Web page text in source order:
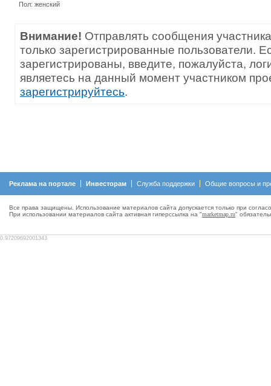
Пол: женский
Внимание! Отправлять сообщения
только зарегистрированные пользователи.
зарегистрированы, введите, пожалуйста,
являетесь на данный момент участником
зарегистрируйтесь.
Реклама на портале Инвесторам Служба поддержки Общие вопросы и
Все права защищены. Использование материалов сайта допускается только при
При использовании материалов сайта активная гиперсcылка на "marketmap.ru"
0.97209692001343